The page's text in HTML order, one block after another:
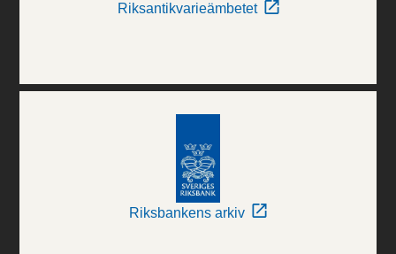
Riksantikvarieämbetet
Riksbankens arkiv